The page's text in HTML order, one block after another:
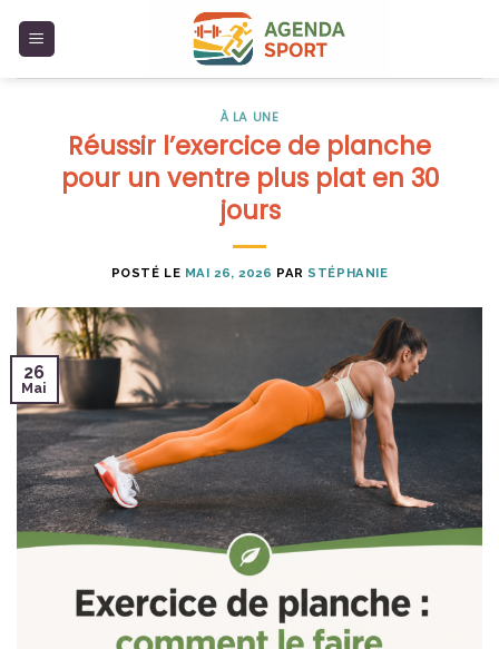
À LA UNE
Réussir l’exercice de planche
pour un ventre plus plat en 30
jours
POSTÉ LE MAI 26, 2026 PAR STÉPHANIE
26
Mai